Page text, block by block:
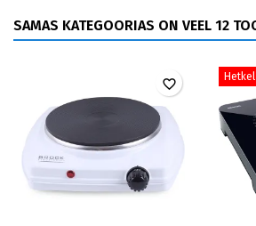
SAMAS KATEGOORIAS ON VEEL 12
favorite_border